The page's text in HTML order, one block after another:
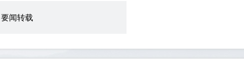
要闻转载